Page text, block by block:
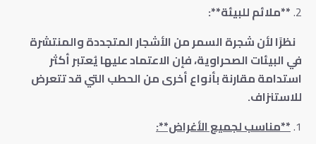
**ملائم للبيئة**:
نظرًا لأن شجرة السمر من الأشجار المتجددة والمنتشرة
في البيئات الصحراوية، فإن الاعتماد عليها يُعتبر أكثر
استدامة مقارنة بأنواع أخرى من الحطب التي قد تتعرض
للاستنزاف.
**مناسب لجميع الأغراض**: